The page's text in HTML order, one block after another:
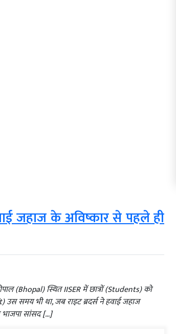
जहाज के अविष्कार से पहले ही
(Bhopal) स्थित IISER में छात्रों (Students) को
समय भी था, जब राइट ब्रदर्स ने हवाई जहाज
भाजपा सांसद […]